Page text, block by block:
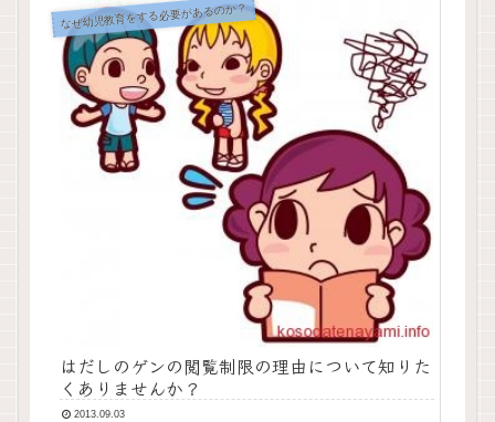
なぜ幼児教育をする必要があるのか？
はだしのゲンの閲覧制限の理由について知りた
くありませんか？
2013.09.03